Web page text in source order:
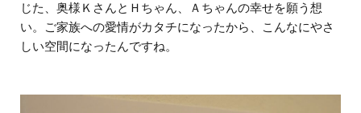
じた、奥様ＫさんとＨちゃん、Ａちゃんの幸せを願う想
い。ご家族への愛情がカタチになったから、こんなにやさ
しい空間になったんですね。